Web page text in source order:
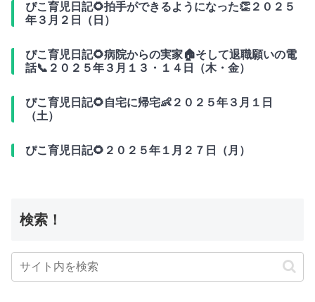
ぴこ育児日記🌻拍手ができるようになった👏２０２５
年３月２日（日）
ぴこ育児日記🌻病院からの実家🏠そして退職願いの電
話📞２０２５年３月１３・１４日（木・金）
ぴこ育児日記🌻自宅に帰宅👶２０２５年３月１日
（土）
ぴこ育児日記🌻２０２５年１月２７日（月）
検索！